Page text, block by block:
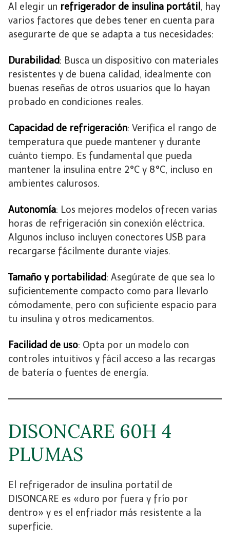
Al elegir un refrigerador de insulina portátil , hay
varios factores que debes tener en cuenta para
asegurarte de que se adapta a tus necesidades:
Durabilidad: Busca un dispositivo con materiales
resistentes y de buena calidad, idealmente con
buenas reseñas de otros usuarios que lo hayan
probado en condiciones reales.
Capacidad de refrigeración: Verifica el rango de
temperatura que puede mantener y durante
cuánto tiempo. Es fundamental que pueda
mantener la insulina entre 2°C y 8°C, incluso en
ambientes calurosos.
Autonomía: Los mejores modelos ofrecen varias
horas de refrigeración sin conexión eléctrica.
Algunos incluso incluyen conectores USB para
recargarse fácilmente durante viajes.
Tamaño y portabilidad: Asegúrate de que sea lo
suficientemente compacto como para llevarlo
cómodamente, pero con suficiente espacio para
tu insulina y otros medicamentos.
Facilidad de uso: Opta por un modelo con
controles intuitivos y fácil acceso a las recargas
de batería o fuentes de energía.
DISONCARE 60H 4
PLUMAS
El refrigerador de insulina portatil de
DISONCARE es «duro por fuera y frío por
dentro» y es el enfriador más resistente a la
superficie.